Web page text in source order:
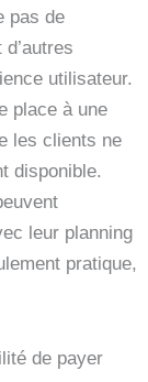
pas de
utilisateur.
place à une
les clients ne
disponible.
leur planning
pratique,
de payer